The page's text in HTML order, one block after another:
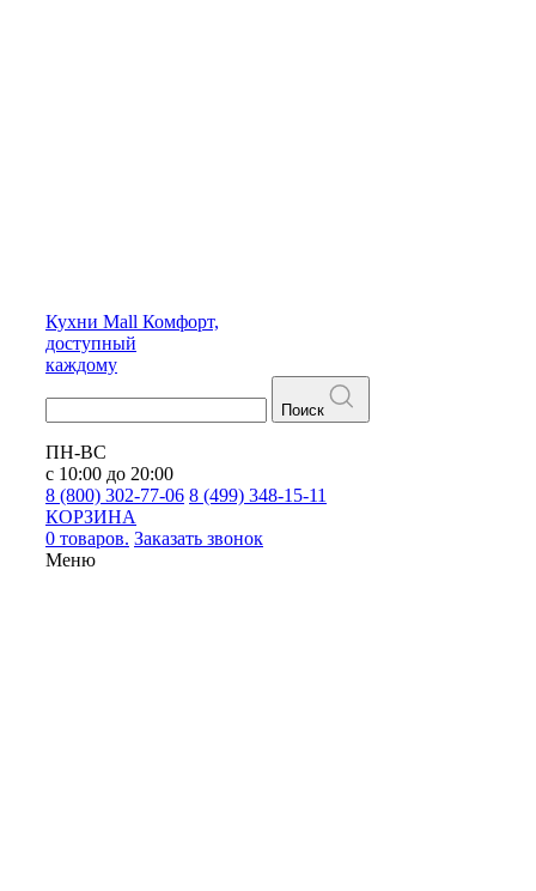
Кухни Mall Комфорт,
доступный
каждому
Поиск
ПН-ВС
с 10:00 до 20:00
8 (800) 302-77-06 8 (499) 348-15-11
КОРЗИНА
0 товаров. Заказать звонок
Меню